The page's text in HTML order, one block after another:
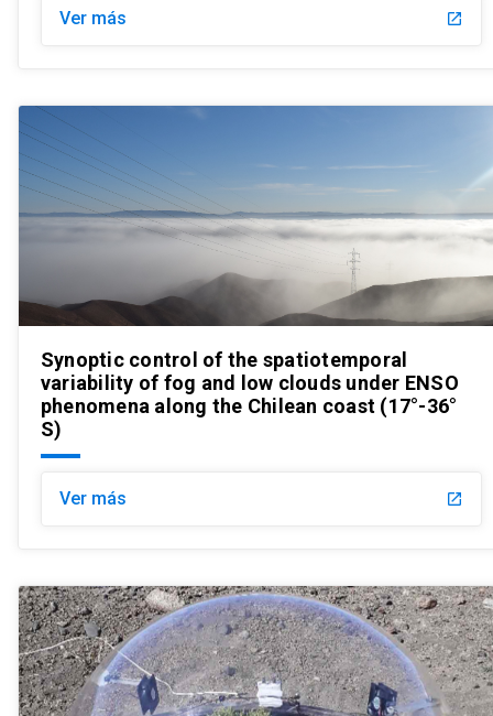
Ver más launch
Synoptic control of the spatiotemporal
variability of fog and low clouds under ENSO
phenomena along the Chilean coast (17°-36°
S)
Ver más launch